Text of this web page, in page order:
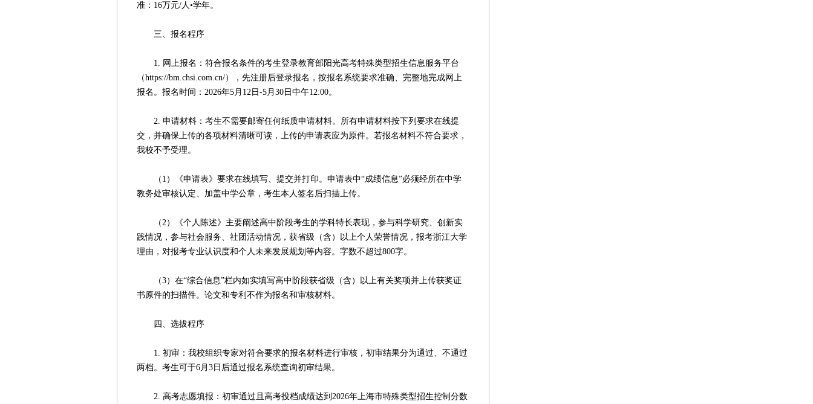
准：16万元/人•学年。
三、报名程序
1. 网上报名：符合报名条件的考生登录教育部阳光高考特殊类型招生信息服务平台
（https://bm.chsi.com.cn/），先注册后登录报名，按报名系统要求准确、完整地完成网上
报名。报名时间：2026年5月12日-5月30日中午12:00。
2. 申请材料：考生不需要邮寄任何纸质申请材料。所有申请材料按下列要求在线提
交，并确保上传的各项材料清晰可读，上传的申请表应为原件。若报名材料不符合要求，
我校不予受理。
（1）《申请表》要求在线填写、提交并打印。申请表中“成绩信息”必须经所在中学
教务处审核认定、加盖中学公章，考生本人签名后扫描上传。
（2）《个人陈述》主要阐述高中阶段考生的学科特长表现，参与科学研究、创新实
践情况，参与社会服务、社团活动情况，获省级（含）以上个人荣誉情况，报考浙江大学
理由，对报考专业认识度和个人未来发展规划等内容。字数不超过800字。
（3）在“综合信息”栏内如实填写高中阶段获省级（含）以上有关奖项并上传获奖证
书原件的扫描件。论文和专利不作为报名和审核材料。
四、选拔程序
1. 初审：我校组织专家对符合要求的报名材料进行审核，初审结果分为通过、不通过
两档。考生可于6月3日后通过报名系统查询初审结果。
2. 高考志愿填报：初审通过且高考投档成绩达到2026年上海市特殊类型招生控制分数